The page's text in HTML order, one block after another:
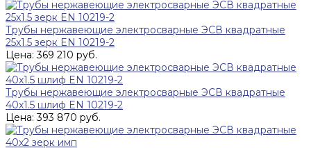
Трубы нержавеющие электросварные ЭСВ квадратные
25x1.5 зерк EN 10219-2
Цена: 369 210 руб.
Трубы нержавеющие электросварные ЭСВ квадратные
40x1.5 шлиф EN 10219-2
Цена: 393 870 руб.